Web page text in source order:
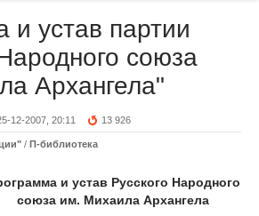
и устав партии
союза
Архангела"
12-2007, 20:11 13 926
/ П-библиотека
и устав Русского Народного
союза им. Михаила Архангела